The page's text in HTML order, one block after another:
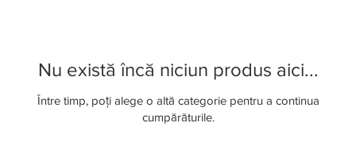
Nu există încă niciun produs aici...
Între timp, poți alege o altă categorie pentru a continua
cumpărăturile.